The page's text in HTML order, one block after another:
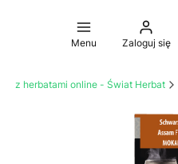
Menu Zaloguj się
z herbatami online - Świat Herbat